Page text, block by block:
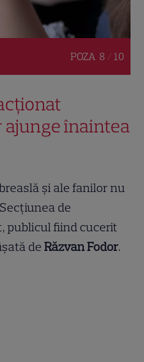
POZA 8 / 10
ajunge înaintea
și ale fanilor nu
de
publicul fiind cucerit
deRăzvan Fodor.